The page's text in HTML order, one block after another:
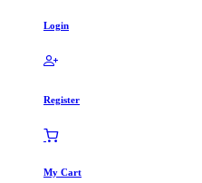
Login
Register
My Cart